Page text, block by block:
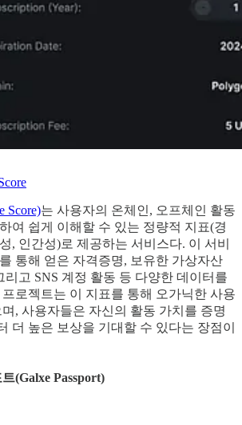
Score)는 사용자의 온체인, 오프체인 활동
여 쉽게 이해할 수 있는 정량적 지표(경
, 인간성)로 제공하는 서비스다. 이 서비
통해 얻은 자격증명, 보유한 가상자산
리고 SNS 계정 활동 등 다양한 데이터를
로젝트는 이 지표를 통해 오가닉한 사용
, 사용자들은 자신의 활동 가치를 증명
더 높은 보상을 기대할 수 있다는 장점이
(Galxe Passport)